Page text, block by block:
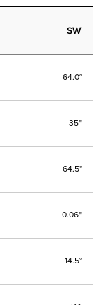
SW
64.0°
35"
64.5°
0.06"
14.5°